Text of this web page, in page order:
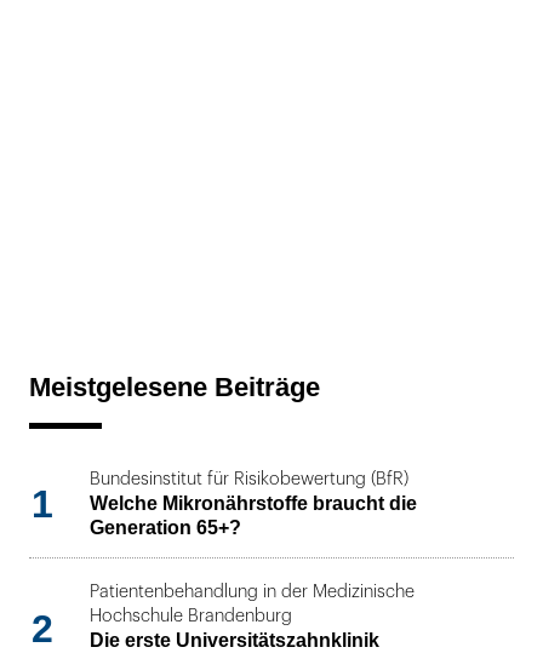
Meistgelesene Beiträge
1
Bundesinstitut für Risikobewertung (BfR)
Welche Mikronährstoffe braucht die
Generation 65+?
2
Patientenbehandlung in der Medizinische
Hochschule Brandenburg
Die erste Universitätszahnklinik